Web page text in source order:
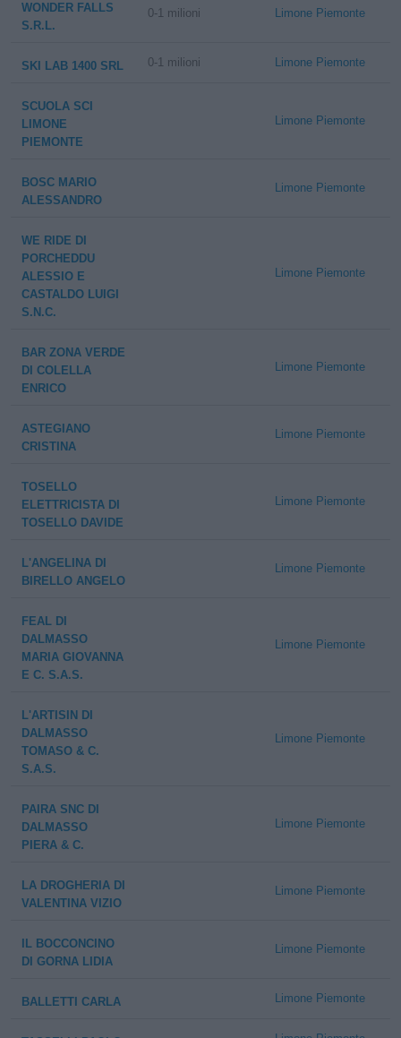
WONDER FALLS
S.R.L.
0-1 milioni Limone Piemonte
SKI LAB 1400 SRL 0-1 milioni Limone Piemonte
SCUOLA SCI
LIMONE
PIEMONTE
Limone Piemonte
BOSC MARIO
ALESSANDRO
Limone Piemonte
WE RIDE DI
PORCHEDDU
ALESSIO E
CASTALDO LUIGI
S.N.C.
Limone Piemonte
BAR ZONA VERDE
DI COLELLA
ENRICO
Limone Piemonte
ASTEGIANO
CRISTINA
Limone Piemonte
TOSELLO
ELETTRICISTA DI
TOSELLO DAVIDE
Limone Piemonte
L'ANGELINA DI
BIRELLO ANGELO
Limone Piemonte
FEAL DI
DALMASSO
MARIA GIOVANNA
E C. S.A.S.
Limone Piemonte
L'ARTISIN DI
DALMASSO
TOMASO & C.
S.A.S.
Limone Piemonte
PAIRA SNC DI
DALMASSO
PIERA & C.
Limone Piemonte
LA DROGHERIA DI
VALENTINA VIZIO
Limone Piemonte
IL BOCCONCINO
DI GORNA LIDIA
Limone Piemonte
BALLETTI CARLA Limone Piemonte